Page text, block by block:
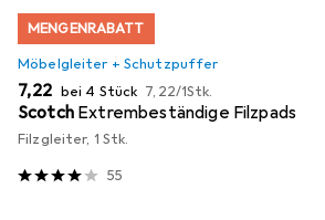
MENGENRABATT
Möbelgleiter + Schutzpuffer
EUR
7,22 bei 4 Stück EUR
7,22/1Stk.
Scotch Extrembeständige Filzpads
Filzgleiter, 1 Stk.
55